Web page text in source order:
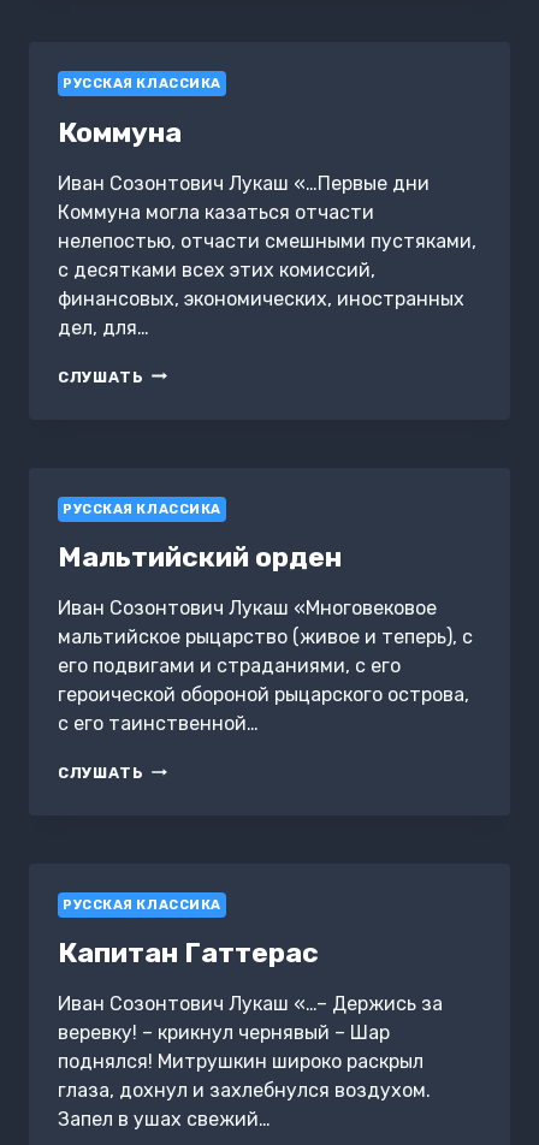
РУССКАЯ КЛАССИКА
Коммуна
Иван Созонтович Лукаш «…Первые дни
Коммуна могла казаться отчасти
нелепостью, отчасти смешными пустяками,
с десятками всех этих комиссий,
финансовых, экономических, иностранных
дел, для…
СЛУШАТЬ КОММУНА
РУССКАЯ КЛАССИКА
Мальтийский орден
Иван Созонтович Лукаш «Многовековое
мальтийское рыцарство (живое и теперь), с
его подвигами и страданиями, с его
героической обороной рыцарского острова,
с его таинственной…
СЛУШАТЬ МАЛЬТИЙСКИЙ
РУССКАЯ КЛАССИКА
Капитан Гаттерас
Иван Созонтович Лукаш «…– Держись за
веревку! – крикнул чернявый – Шар
поднялся! Митрушкин широко раскрыл
глаза, дохнул и захлебнулся воздухом.
Запел в ушах свежий…